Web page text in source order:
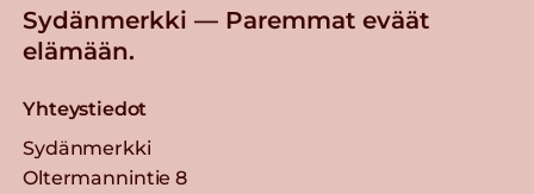
Sydänmerkki — Paremmat eväät
elämään.
Yhteystiedot
Sydänmerkki
Oltermannintie 8